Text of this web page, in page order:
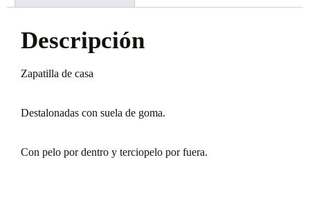
Descripción
Zapatilla de casa
Destalonadas con suela de goma.
Con pelo por dentro y terciopelo por fuera.